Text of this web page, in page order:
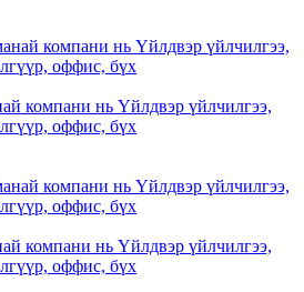
компани нь Үйлдвэр үйлчилгээ,
оффис, бүх
компани нь Үйлдвэр үйлчилгээ,
оффис, бүх